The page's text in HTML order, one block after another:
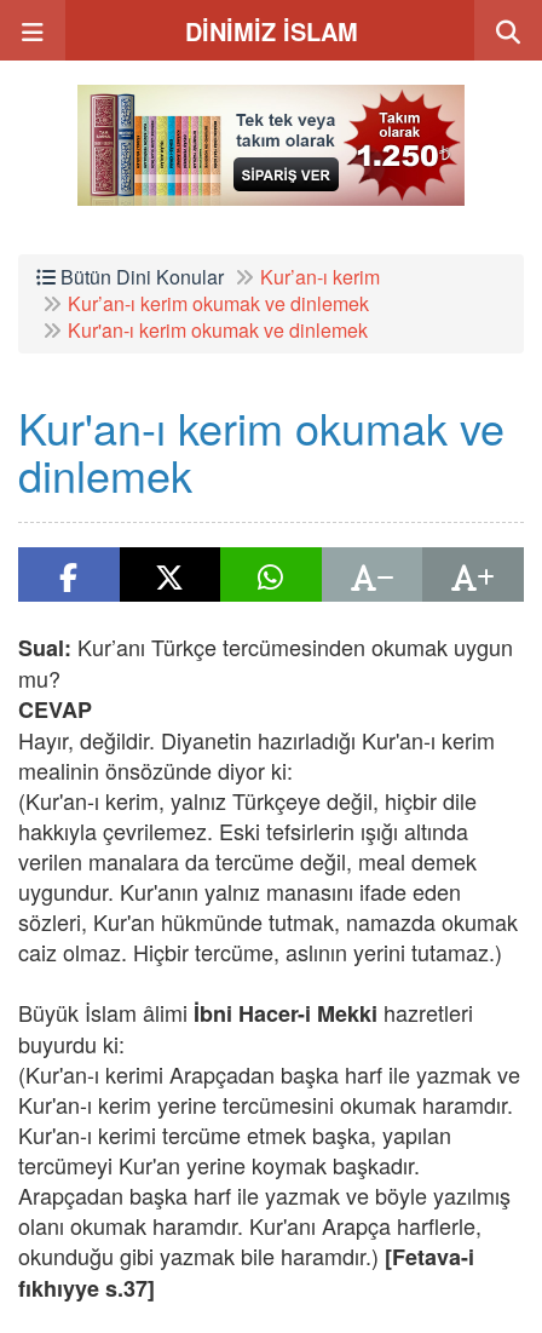
DİNİMİZ İSLAM
Bütün Dini Konular
Kur’an-ı kerim
Kur’an-ı kerim okumak ve dinlemek
Kur'an-ı kerim okumak ve dinlemek
Kur'an-ı kerim okumak ve
dinlemek
Sual: Kur’anı Türkçe tercümesinden okumak uygun
mu?
CEVAP
Hayır, değildir. Diyanetin hazırladığı Kur'an-ı kerim
mealinin önsözünde diyor ki:
(Kur'an-ı kerim, yalnız Türkçeye değil, hiçbir dile
hakkıyla çevrilemez. Eski tefsirlerin ışığı altında
verilen manalara da tercüme değil, meal demek
uygundur. Kur'anın yalnız manasını ifade eden
sözleri, Kur'an hükmünde tutmak, namazda okumak
caiz olmaz. Hiçbir tercüme, aslının yerini tutamaz.)
Büyük İslam âlimi İbni Hacer-i Mekki hazretleri
buyurdu ki:
(Kur'an-ı kerimi Arapçadan başka harf ile yazmak ve
Kur'an-ı kerim yerine tercümesini okumak haramdır.
Kur'an-ı kerimi tercüme etmek başka, yapılan
tercümeyi Kur'an yerine koymak başkadır.
Arapçadan başka harf ile yazmak ve böyle yazılmış
olanı okumak haramdır. Kur'anı Arapça harflerle,
okunduğu gibi yazmak bile haramdır.) [Fetava-i
fıkhıyye s.37]